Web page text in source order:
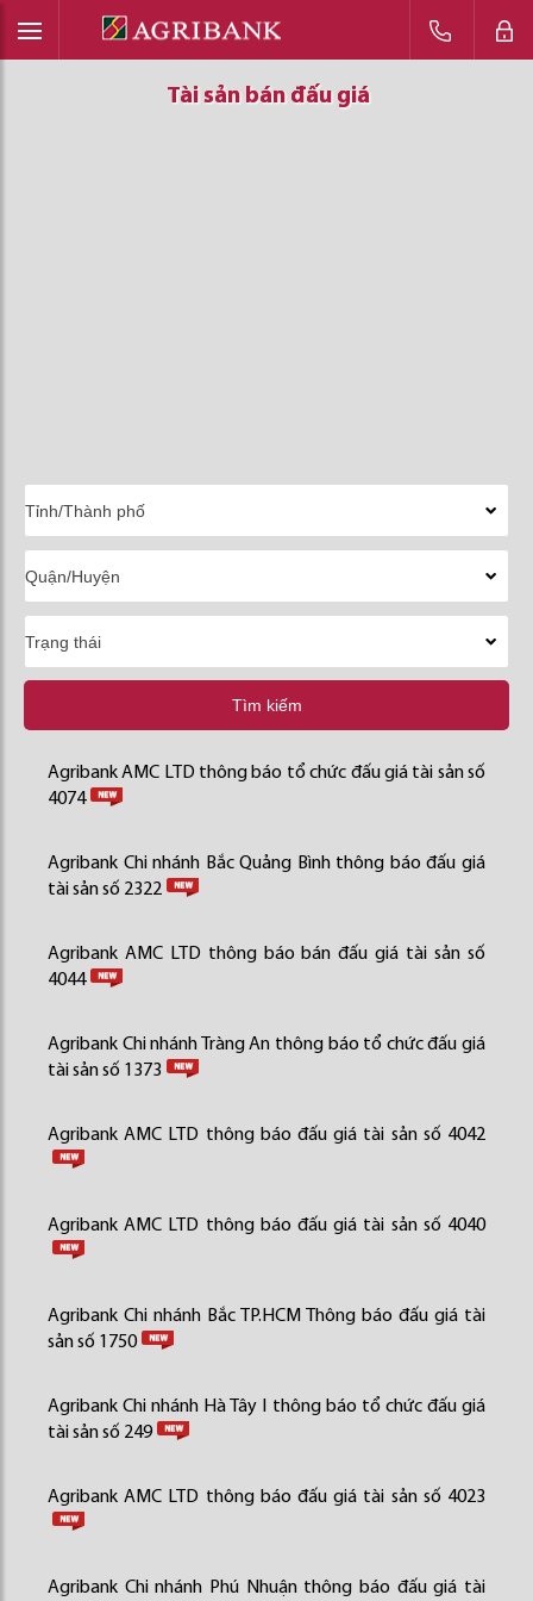
Tài sản bán đấu giá
Tài sản bán đấu giá
Tài sản bán đấu giá
Tìm kiếm
Agribank AMC LTD thông báo tổ chức đấu giá tài sản số
4074
Agribank Chi nhánh Bắc Quảng Bình thông báo đấu giá
tài sản số 2322
Agribank AMC LTD thông báo bán đấu giá tài sản số
4044
Agribank Chi nhánh Tràng An thông báo tổ chức đấu giá
tài sản số 1373
Agribank AMC LTD thông báo đấu giá tài sản số 4042
Agribank AMC LTD thông báo đấu giá tài sản số 4040
Agribank Chi nhánh Bắc TP.HCM Thông báo đấu giá tài
sản số 1750
Agribank Chi nhánh Hà Tây I thông báo tổ chức đấu giá
tài sản số 249
Agribank AMC LTD thông báo đấu giá tài sản số 4023
Agribank Chi nhánh Phú Nhuận thông báo đấu giá tài